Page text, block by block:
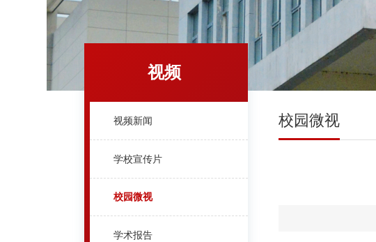
视频
视频新闻
学校宣传片
校园微视
学术报告
校园微视